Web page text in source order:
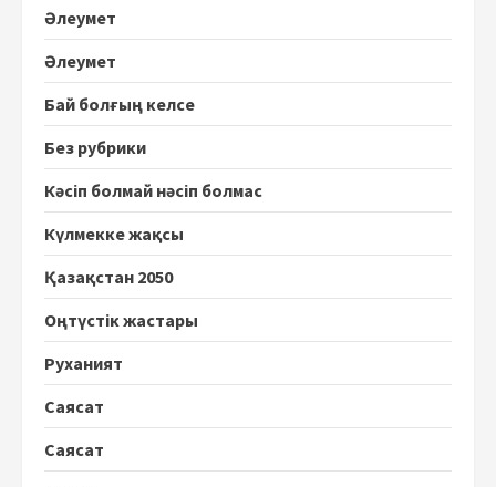
Әлеумет
Әлеумет
Бай болғың келсе
Без рубрики
Кәсіп болмай нәсіп болмас
Күлмекке жақсы
Қазақстан 2050
Оңтүстік жастары
Руханият
Саясат
Саясат